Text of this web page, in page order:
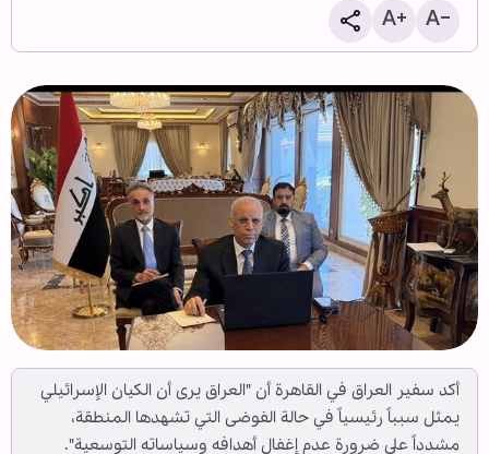
أكد سفير العراق في القاهرة أن "العراق يرى أن الكيان الإسرائيلي
يمثل سبباً رئيسياً في حالة الفوضى التي تشهدها المنطقة،
مشدداً على ضرورة عدم إغفال أهدافه وسياساته التوسعية".